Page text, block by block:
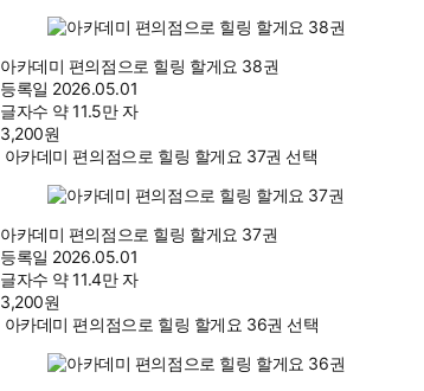
아카데미 편의점으로 힐링 할게요 38권
등록일 2026.05.01
글자수 약 11.5만 자
3,200원
아카데미 편의점으로 힐링 할게요 37권 선택
아카데미 편의점으로 힐링 할게요 37권
등록일 2026.05.01
글자수 약 11.4만 자
3,200원
아카데미 편의점으로 힐링 할게요 36권 선택